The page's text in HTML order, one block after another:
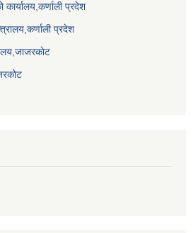
कार्यालय,कर्णाली प्रदेश
प्रदेश